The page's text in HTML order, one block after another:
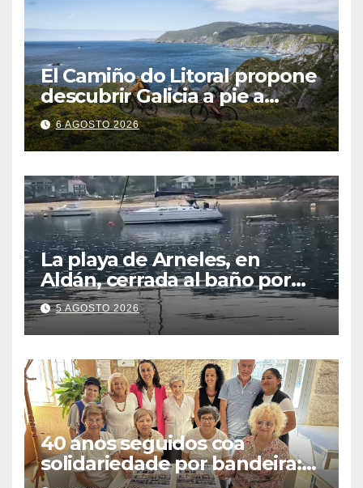
El Camiño do Litoral propone
descubrir Galicia a pie a
través de más de 1.300
kilómetros
6 AGOSTO 2026
La playa de Arneles, en
Aldán, cerrada al baño por
contaminación del agua tras
detectarse restos fecales
5 AGOSTO 2026
40 anos seguidos coa
solidariedade por bandeira: